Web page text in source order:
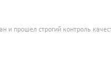
и прошел строгий контроль